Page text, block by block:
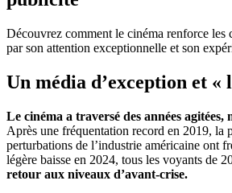
Découvrez comment le cinéma renforce les
par son attention exceptionnelle et son
Un média d’exception et «
Le cinéma a traversé des années agitées,
Après une fréquentation record en 2019, la
perturbations de l’industrie américaine ont
légère baisse en 2024, tous les voyants de
retour aux niveaux d’avant-crise.